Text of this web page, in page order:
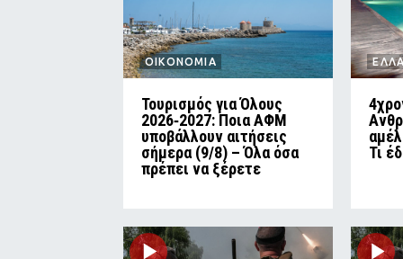
ΟΙΚΟΝΟΜΙΑ
Τουρισμός για Όλους
2026‑2027: Ποια ΑΦΜ
υποβάλλουν αιτήσεις
σήμερα (9/8) – Όλα όσα
πρέπει να ξέρετε
Τι